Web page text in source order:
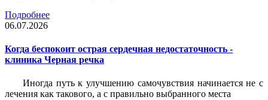
Подробнее
06.07.2026
Когда беспокоит острая сердечная недостаточность -
клиника Черная речка
Иногда путь к улучшению самочувствия начинается не с
лечения как такового, а с правильно выбранного места